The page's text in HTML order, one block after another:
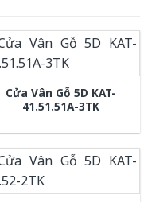
Cửa Vân Gỗ 5D KAT-
41.51.51A-3TK